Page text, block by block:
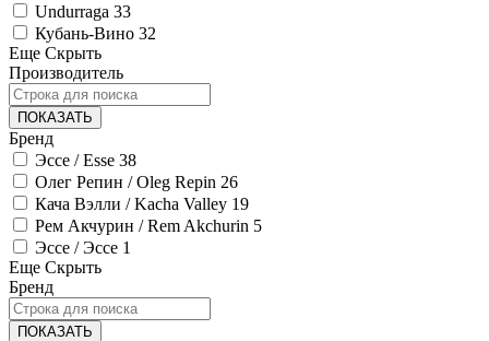
Undurraga 33
Кубань-Вино 32
Еще Скрыть
Производитель
ПОКАЗАТЬ
Бренд
Эссе / Esse 38
Олег Репин / Oleg Repin 26
Кача Вэлли / Kacha Valley 19
Рем Акчурин / Rem Akchurin 5
Эссе / Эссе 1
Еще Скрыть
Бренд
ПОКАЗАТЬ